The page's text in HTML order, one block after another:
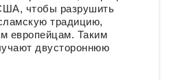
чтобы разрушить
традицию,
европейцам. Таким
двустороннюю